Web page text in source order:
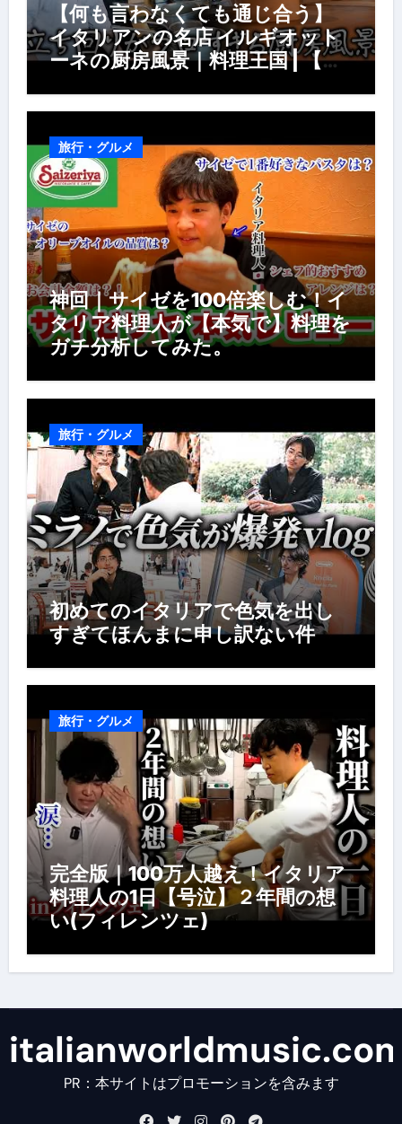
【何も言わなくても通じ合う】
イタリアンの名店 イルギオット
ーネの厨房風景｜料理王国 | 【厨
風景】
旅行・グルメ
神回｜サイゼを100倍楽しむ！イ
タリア料理人が【本気で】料理を
ガチ分析してみた。
旅行・グルメ
初めてのイタリアで色気を出し
すぎてほんまに申し訳ない件
旅行・グルメ
完全版｜100万人越え！イタリア
料理人の1日【号泣】２年間の想
い(フィレンツェ)
PR：本サイトはプロモーションを含みます